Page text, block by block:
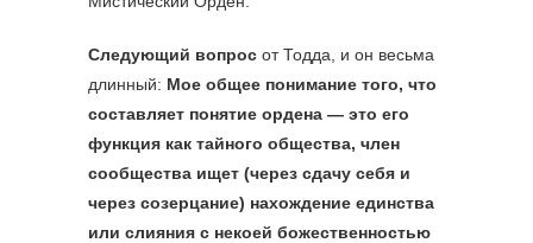
Следующий вопрос от Тодда, и он весьма
длинный: Мое общее понимание того, что
составляет понятие ордена — это его
функция как тайного общества, член
сообщества ищет (через сдачу себя и
через созерцание) нахождение единства
или слияния с некоей божественностью